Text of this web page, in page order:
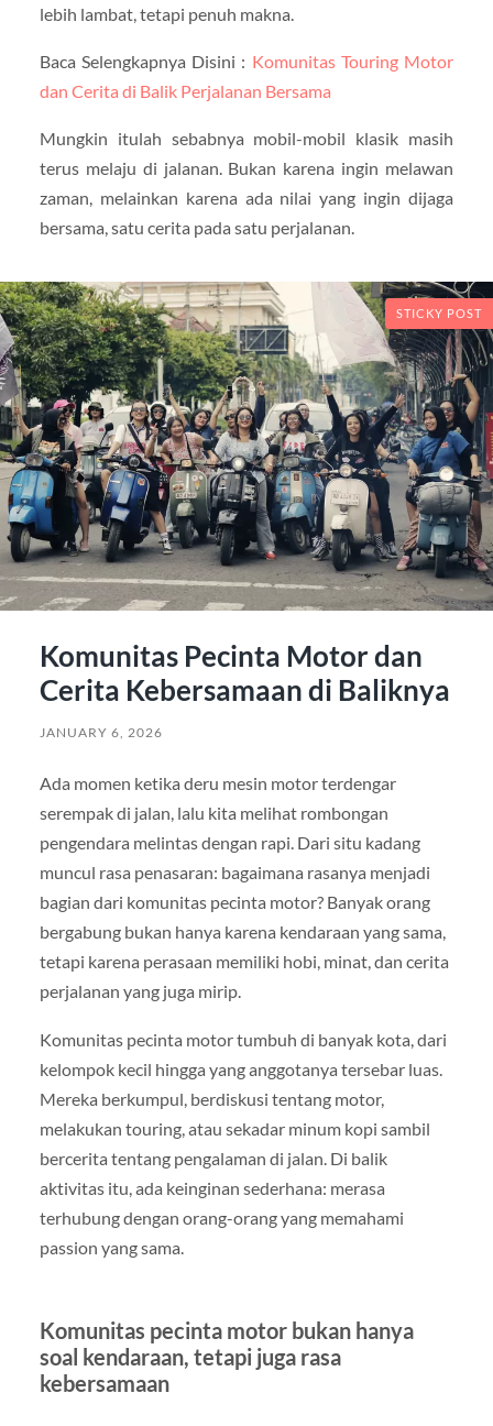
lebih lambat, tetapi penuh makna.
Baca Selengkapnya Disini : Komunitas Touring Motor
dan Cerita di Balik Perjalanan Bersama
Mungkin itulah sebabnya mobil-mobil klasik masih
terus melaju di jalanan. Bukan karena ingin melawan
zaman, melainkan karena ada nilai yang ingin dijaga
bersama, satu cerita pada satu perjalanan.
STICKY POST
Komunitas Pecinta Motor dan
Cerita Kebersamaan di Baliknya
JANUARY 6, 2026
Ada momen ketika deru mesin motor terdengar
serempak di jalan, lalu kita melihat rombongan
pengendara melintas dengan rapi. Dari situ kadang
muncul rasa penasaran: bagaimana rasanya menjadi
bagian dari komunitas pecinta motor? Banyak orang
bergabung bukan hanya karena kendaraan yang sama,
tetapi karena perasaan memiliki hobi, minat, dan cerita
perjalanan yang juga mirip.
Komunitas pecinta motor tumbuh di banyak kota, dari
kelompok kecil hingga yang anggotanya tersebar luas.
Mereka berkumpul, berdiskusi tentang motor,
melakukan touring, atau sekadar minum kopi sambil
bercerita tentang pengalaman di jalan. Di balik
aktivitas itu, ada keinginan sederhana: merasa
terhubung dengan orang-orang yang memahami
passion yang sama.
Komunitas pecinta motor bukan hanya
soal kendaraan, tetapi juga rasa
kebersamaan